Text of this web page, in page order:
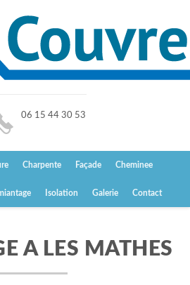
06 15 44 30 53
Charpente Façade Cheminee
Isolation Galerie Contact
A LES MATHES